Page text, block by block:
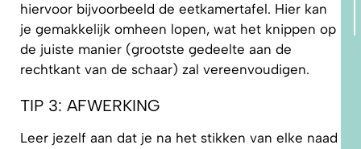
hiervoor bijvoorbeeld de eetkamertafel. Hier kan
je gemakkelijk omheen lopen, wat het knippen op
de juiste manier (grootste gedeelte aan de
rechtkant van de schaar) zal vereenvoudigen.
TIP 3: AFWERKING
Leer jezelf aan dat je na het stikken van elke naad